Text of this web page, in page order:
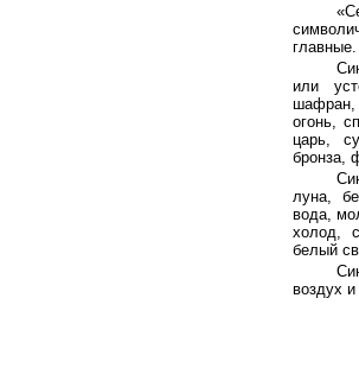
главные.
или
шафран,
огонь,
царь,
бронза,
луна,
вода,
холод,
белый
воздух и